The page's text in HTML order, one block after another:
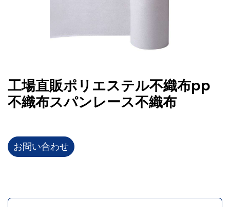
工場直販ポリエステル不織布pp
不織布スパンレース不織布
お問い合わせ